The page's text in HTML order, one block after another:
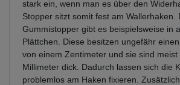
stark ein, wenn man es über den
Stopper sitzt somit fest am Wallerhaken.
Gummistopper gibt es beispielsweise in
Plättchen. Diese besitzen ungefähr
von einem Zentimeter und sie sind meist
Millimeter dick. Dadurch lassen sich die
problemlos am Haken fixieren.